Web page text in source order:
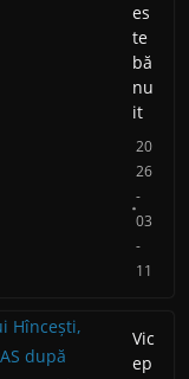
es
te
bă
nu
it
20
26
-
03
-
11
Vic
ep